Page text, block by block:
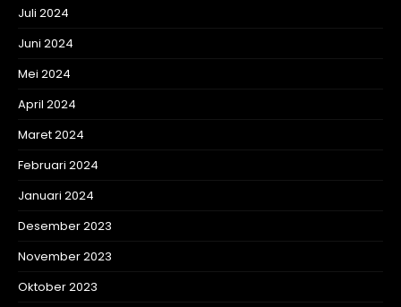
Juli 2024
Juni 2024
Mei 2024
April 2024
Maret 2024
Februari 2024
Januari 2024
Desember 2023
November 2023
Oktober 2023